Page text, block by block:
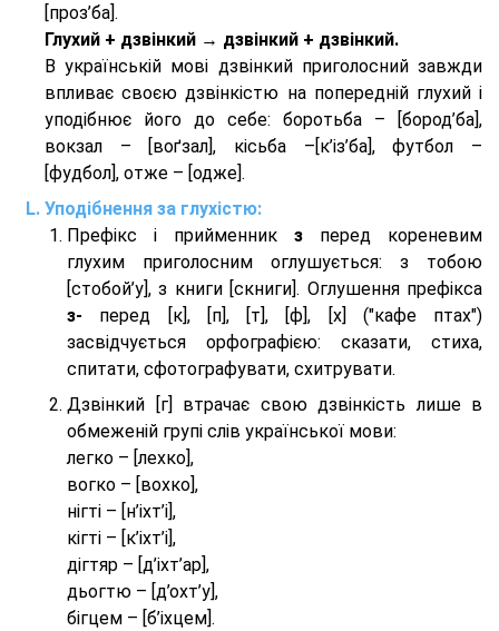
[проз’ба].
Глухий + дзвінкий → дзвінкий + дзвінкий.
В українській мові дзвінкий приголосний завжди
впливає своєю дзвінкістю на попередній глухий і
уподібнює його до себе: боротьба – [бород’ба],
вокзал – [воґзал], кісьба –[к’із’ба], футбол –
[фудбол], отже – [одже].
Уподібнення за глухістю:
Префікс і прийменник з перед кореневим
глухим приголосним оглушується: з тобою
[стобой’у], з книги [скниги]. Оглушення префікса
з- перед [к], [п], [т], [ф], [х] ("кафе птах")
засвідчується орфографією: сказати, стиха,
спитати, сфотографувати, схитрувати.
Дзвінкий [г] втрачає свою дзвінкість лише в
обмеженій групі слів української мови:
легко – [лехко],
вогко – [вохко],
нігті – [н’іхт’і],
кігті – [к’іхт’і],
дігтяр – [д’іхт’ар],
дьогтю – [д’охт’у],
бігцем – [б’іхцем].